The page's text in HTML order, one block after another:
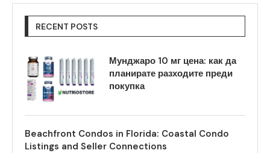
RECENT POSTS
Мунджаро 10 мг цена: как да
планирате разходите преди
покупка
Beachfront Condos in Florida: Coastal Condo
Listings and Seller Connections